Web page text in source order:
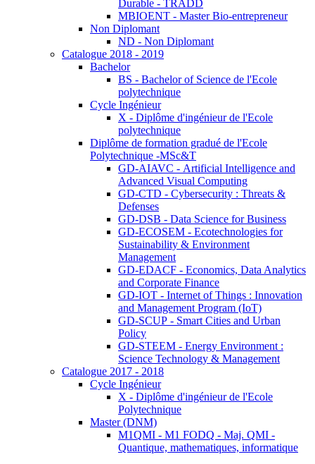
Durable - TRADD
MBIOENT - Master Bio-entrepreneur
Non Diplomant
ND - Non Diplomant
Catalogue 2018 - 2019
Bachelor
BS - Bachelor of Science de l'Ecole
polytechnique
Cycle Ingénieur
X - Diplôme d'ingénieur de l'Ecole
polytechnique
Diplôme de formation gradué de l'Ecole
Polytechnique -MSc&T
GD-AIAVC - Artificial Intelligence and
Advanced Visual Computing
GD-CTD - Cybersecurity : Threats &
Defenses
GD-DSB - Data Science for Business
GD-ECOSEM - Ecotechnologies for
Sustainability & Environment
Management
GD-EDACF - Economics, Data Analytics
and Corporate Finance
GD-IOT - Internet of Things : Innovation
and Management Program (IoT)
GD-SCUP - Smart Cities and Urban
Policy
GD-STEEM - Energy Environment :
Science Technology & Management
Catalogue 2017 - 2018
Cycle Ingénieur
X - Diplôme d'ingénieur de l'Ecole
Polytechnique
Master (DNM)
M1QMI - M1 FODQ - Maj. QMI -
Quantique, mathematiques, informatique